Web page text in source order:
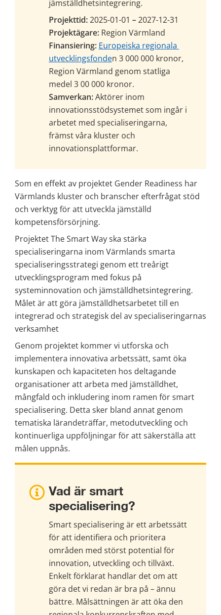
jämställdhetsintegrering.
Projekttid: 2025-01-01 – 2027-12-31
Projektägare: Region Värmland
Finansiering: Europeiska regionala
utvecklingsfonden 3 000 000 kronor,
Region Värmland genom statliga
medel 3 00 000 kronor.
Samverkan: Aktörer inom
innovationsstödsystemet som ingår i
arbetet med specialiseringarna,
främst våra kluster och
innovationsplattformar.
Som en effekt av projektet Gender Readiness har
Värmlands kluster och branscher efterfrågat stöd
och verktyg för att utveckla jämställd
kompetensförsörjning.
Projektet The Smart Way ska stärka
specialiseringarna inom Värmlands smarta
specialiseringsstrategi genom ett treårigt
utvecklingsprogram med fokus på
systeminnovation och jämställdhetsintegrering.
Målet är att göra jämställdhetsarbetet till en
integrerad och strategisk del av specialiseringarnas
verksamhet
Genom projektet kommer vi utforska och
implementera innovativa arbetssätt, samt öka
kunskapen och kapaciteten hos deltagande
organisationer att arbeta med jämställdhet,
mångfald och inkludering inom ramen för smart
specialisering. Detta sker bland annat genom
tematiska lärandeträffar, metodutveckling och
kontinuerliga uppföljningar för att säkerställa att
målen uppnås.
Vad är smart
specialisering?
Smart specialisering är ett arbetssätt
för att identifiera och prioritera
områden med störst potential för
innovation, utveckling och tillväxt.
Enkelt förklarat handlar det om att
göra det vi redan är bra på – ännu
bättre. Målsättningen är att öka den